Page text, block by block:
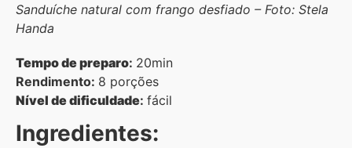
Sanduíche natural com frango desfiado – Foto: Stela
Handa
Tempo de preparo: 20min
Rendimento: 8 porções
Nível de dificuldade: fácil
Ingredientes: